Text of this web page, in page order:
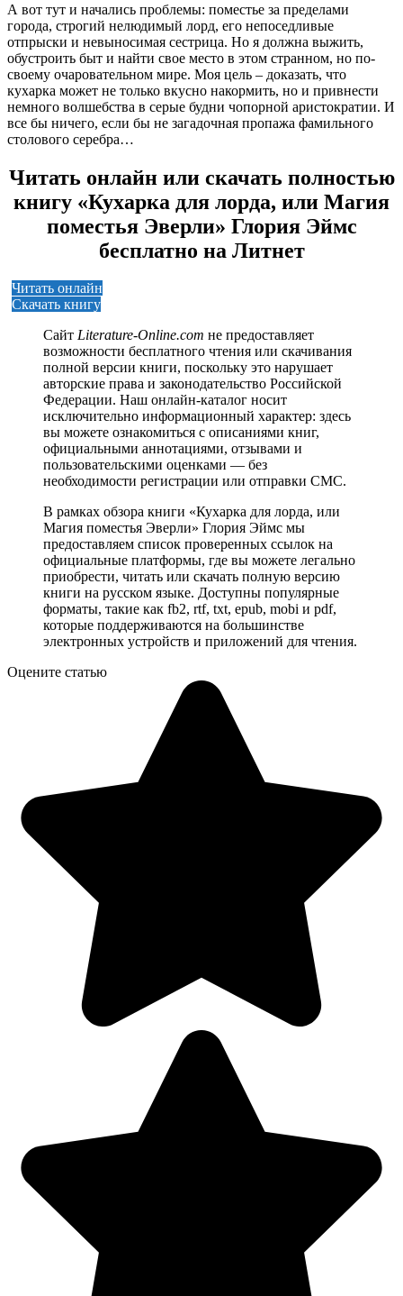
А вот тут и начались проблемы: поместье за пределами
города, строгий нелюдимый лорд, его непоседливые
отпрыски и невыносимая сестрица. Но я должна выжить,
обустроить быт и найти свое место в этом странном, но по-
своему очаровательном мире. Моя цель – доказать, что
кухарка может не только вкусно накормить, но и привнести
немного волшебства в серые будни чопорной аристократии. И
все бы ничего, если бы не загадочная пропажа фамильного
столового серебра…
Читать онлайн или скачать полностью
книгу «Кухарка для лорда, или Магия
поместья Эверли» Глория Эймс
бесплатно на Литнет
Читать онлайн
Скачать книгу
Сайт Literature-Online.com не предоставляет
возможности бесплатного чтения или скачивания
полной версии книги, поскольку это нарушает
авторские права и законодательство Российской
Федерации. Наш онлайн-каталог носит
исключительно информационный характер: здесь
вы можете ознакомиться с описаниями книг,
официальными аннотациями, отзывами и
пользовательскими оценками — без
необходимости регистрации или отправки СМС.
В рамках обзора книги «Кухарка для лорда, или
Магия поместья Эверли» Глория Эймс мы
предоставляем список проверенных ссылок на
официальные платформы, где вы можете легально
приобрести, читать или скачать полную версию
книги на русском языке. Доступны популярные
форматы, такие как fb2, rtf, txt, epub, mobi и pdf,
которые поддерживаются на большинстве
электронных устройств и приложений для чтения.
Оцените статью